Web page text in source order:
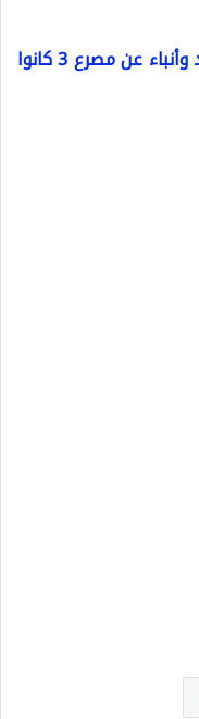
تحطم طائرة ألمانية وسط البلاد وأنباء عن مصرع 3 كانوا